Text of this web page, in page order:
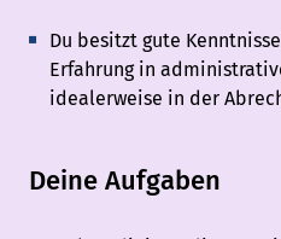
Du besitzt gute
Erfahrung in
idealerweise in der
Deine Aufgaben